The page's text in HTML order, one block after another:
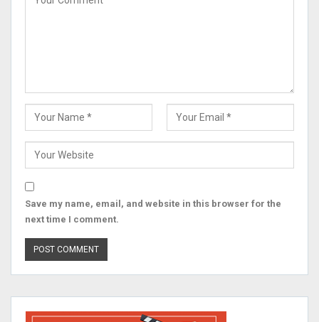
Save my name, email, and website in this browser for the
next time I comment.